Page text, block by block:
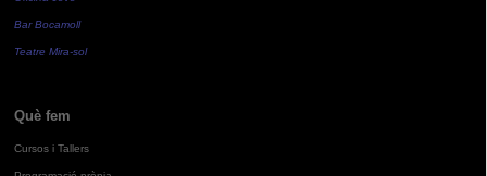
Bar Bocamoll
Teatre Mira-sol
Què fem
Cursos i Tallers